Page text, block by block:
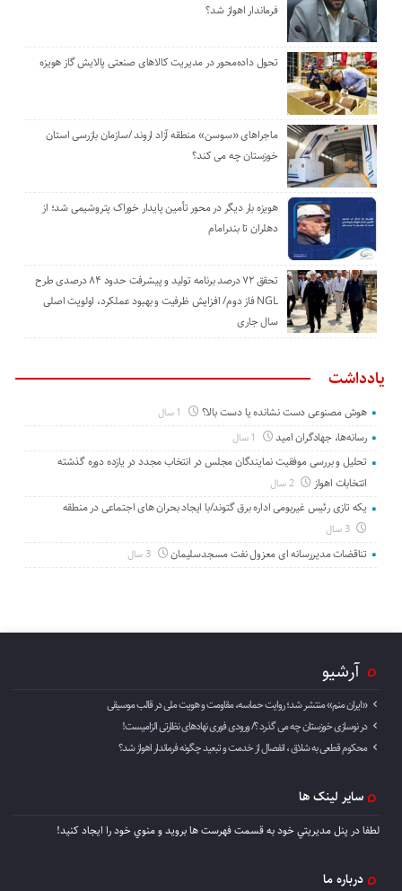
فرماندار اهواز شد؟
تحول داده‌محور در مدیریت کالاهای صنعتی پالایش گاز هویزه
ماجراهای «سوسن» منطقه آزاد اروند /سازمان بازرسی استان
خوزستان چه می کند؟
هویزه بار دیگر در محور تأمین پایدار خوراک پتروشیمی شد؛ از
دهلران تا بندرامام
تحقق ۷۲ درصد برنامه تولید و پیشرفت حدود ۸۴ درصدی طرح
NGL فاز دوم/ افزایش ظرفیت و بهبود عملکرد، اولویت اصلی
سال جاری
یادداشت
هوش مصنوعی دست نشانده یا دست بالا؟
رسانه‌ها، جهادگران امید
تحلیل و بررسی موفقیت نمایندگان مجلس در انتخاب مجدد در یازده دوره گذشته
انتخابات اهواز
2 سال
یکه تازی رئیس غیربومی اداره برق گتوند/با ایجاد بحران های اجتماعی در منطقه
3 سال
تناقضات مدیررسانه ای معزول نفت مسجدسلیمان 3 سال
آرشیو
«ایران منم» منتشر شد؛ روایت حماسه، مقاومت و هویت ملی در قالب موسیقی
در نوسازی خوزستان چه می گذرد ؟/ ورودی فوری نهادهای نظارتی الزامیست!
محکوم قطعی به شلاق ، انفصال از خدمت و تبعید چگونه فرماندار اهواز شد؟
سایر لینک ها
لطفا در پنل مديريتي خود به قسمت فهرست ها برويد و منوي خود را ايجاد كنيد!
درباره ما